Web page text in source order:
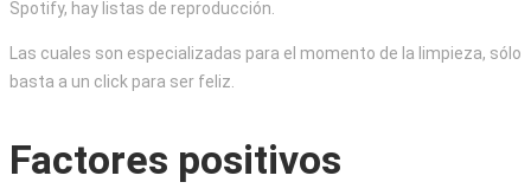
Spotify, hay listas de reproducción.
Las cuales son especializadas para el momento de la limpieza, sólo
basta a un click para ser feliz.
Factores positivos